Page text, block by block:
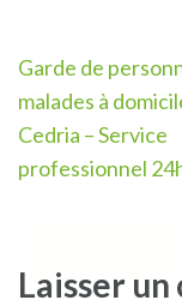
Navigation
de
l’article
Garde de
malades à
Cedria – Service
professionnel
Laisser